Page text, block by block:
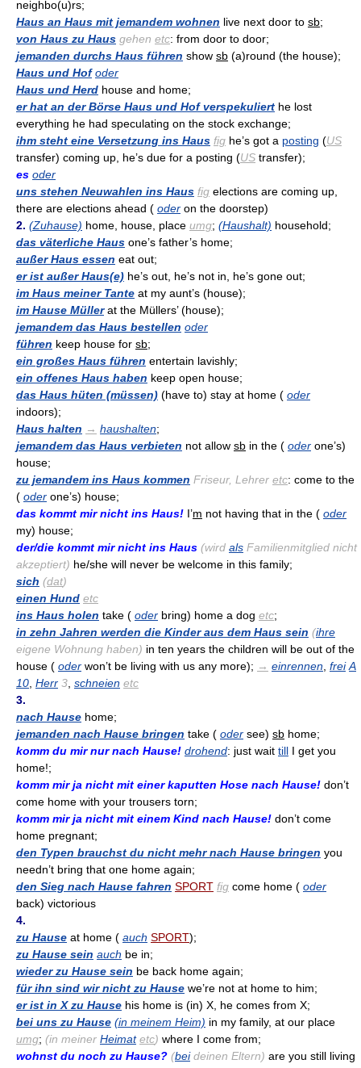
neighbo(u)rs;
Haus an Haus mit jemandem wohnen live next door to sb;
von Haus zu Haus gehen etc: from door to door;
jemanden durchs Haus führen show sb (a)round (the house);
Haus und Hof oder
Haus und Herd house and home;
er hat an der Börse Haus und Hof verspekuliert he lost
everything he had speculating on the stock exchange;
ihm steht eine Versetzung ins Haus fig he’s got a posting (US
transfer) coming up, he’s due for a posting (US transfer);
es oder
uns stehen Neuwahlen ins Haus fig elections are coming up,
there are elections ahead ( oder on the doorstep)
2. (Zuhause) home, house, place umg; (Haushalt) household;
das väterliche Haus one’s father’s home;
außer Haus essen eat out;
er ist außer Haus(e) he’s out, he’s not in, he’s gone out;
im Haus meiner Tante at my aunt’s (house);
im Hause Müllerat the Müllers’ (house);
jemandem das Haus bestellen oder
führen keep house for sb;
ein großes Haus führen entertain lavishly;
ein offenes Haus haben keep open house;
das Haus hüten (müssen) (have to) stay at home ( oder
indoors);
Haus halten → haushalten;
jemandem das Haus verbieten not allow sb in the ( oder one’s)
house;
zu jemandem ins Haus kommen Friseur, Lehrer etc: come to the
( oder one’s) house;
das kommt mir nicht ins Haus! I’m not having that in the ( oder
my) house;
der/die kommt mir nicht ins Haus (wird als Familienmitglied nicht
akzeptiert) he/she will never be welcome in this family;
sich (dat)
einen Hund etc
ins Haus holen take ( oder bring) home a dog etc;
in zehn Jahren werden die Kinder aus dem Haus sein (ihre
eigene Wohnung haben) in ten years the children will be out of the
house ( oder won’t be living with us any more); → einrennen, frei A
10, Herr 3, schneien etc
3.
nach Hause home;
jemanden nach Hause bringen take ( oder see) sb home;
komm du mir nur nach Hause! drohend: just wait till I get you
home!;
komm mir ja nicht mit einer kaputten Hose nach Hause! don’t
come home with your trousers torn;
komm mir ja nicht mit einem Kind nach Hause! don’t come
home pregnant;
den Typen brauchst du nicht mehr nach Hause bringen you
needn’t bring that one home again;
den Sieg nach Hause fahren SPORT fig come home ( oder
back) victorious
4.
zu Hause at home ( auch SPORT);
zu Hause sein auch be in;
wieder zu Hause sein be back home again;
für ihn sind wir nicht zu Hause we’re not at home to him;
er ist in X zu Hause his home is (in) X, he comes from X;
bei uns zu Hause (in meinem Heim) in my family, at our place
umg; (in meiner Heimat etc) where I come from;
wohnst du noch zu Hause? (beideinen Eltern) are you still living